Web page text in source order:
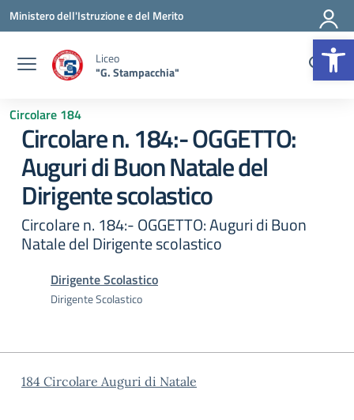
Vai ai contenuti
Vai al menu di navigazione
Vai al footer
Ministero dell'Istruzione e del Merito
Liceo
"G. Stampacchia"
Circolare 184
Circolare n. 184:- OGGETTO:
Auguri di Buon Natale del
Dirigente scolastico
Circolare n. 184:- OGGETTO: Auguri di Buon
Natale del Dirigente scolastico
Dirigente Scolastico
Dirigente Scolastico
184 Circolare Auguri di Natale